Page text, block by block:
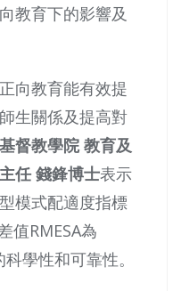
教育下的影響及
向教育能有效提
生關係及提高對
督教學院 教育及
任 錢鋒博士表示
模式配適度指標
值RMESA為
學性和可靠性。